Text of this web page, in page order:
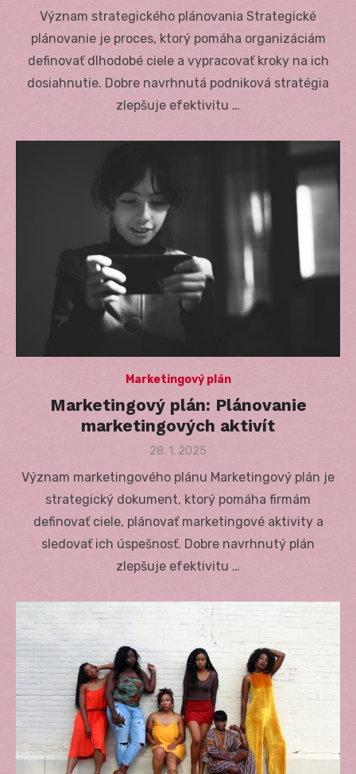
Význam strategického plánovania Strategické
plánovanie je proces, ktorý pomáha organizáciám
definovať dlhodobé ciele a vypracovať kroky na ich
dosiahnutie. Dobre navrhnutá podniková stratégia
zlepšuje efektivitu …
Marketingový plán
Marketingový plán: Plánovanie
marketingových aktivít
Posted
28. 1. 2025
Význam marketingového plánu Marketingový plán je
strategický dokument, ktorý pomáha firmám
definovať ciele, plánovať marketingové aktivity a
sledovať ich úspešnosť. Dobre navrhnutý plán
zlepšuje efektivitu …